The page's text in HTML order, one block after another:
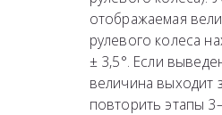
отображаемая
рулевого колеса
± 3,5°. Если
величина выходит
повторить этапы